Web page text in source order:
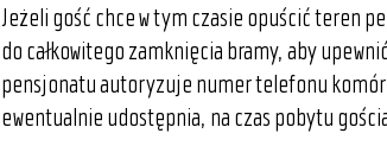
Jeżeli gość chce w tym czasie opuścić teren
do całkowitego zamknięcia bramy, aby
pensjonatu autoryzuje numer telefonu
ewentualnie udostępnia, na czas pobytu